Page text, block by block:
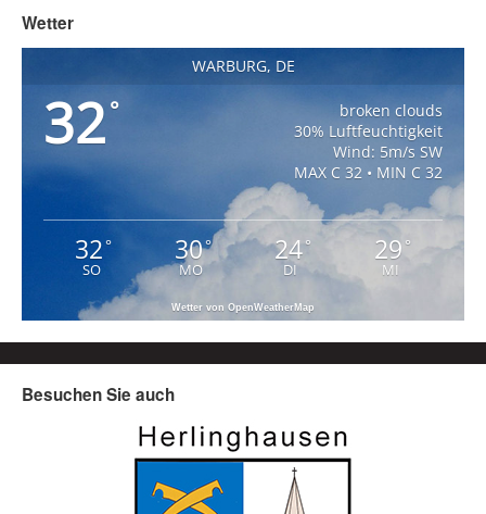
Wetter
WARBURG, DE
32°
broken clouds
30% Luftfeuchtigkeit
Wind: 5m/s SW
MAX C 32 • MIN C 32
32°
SO
30°
MO
24°
DI
29 °
MI
Wetter von OpenWeatherMap
Besuchen Sie auch